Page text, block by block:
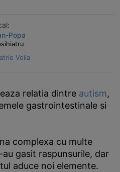
Popa
Voila
relatia dintre autism,
gastrointestinale si
complexa cu multe
gasit raspunsurile, dar
aduce noi elemente.